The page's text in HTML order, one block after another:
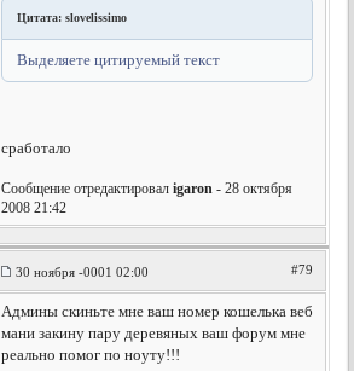
Цитата: slovelissimo
Выделяете цитируемый текст
сработало
Сообщение отредактировалigaron - 28 октября
2008 21:42
30 ноября -0001 02:00 #79
Админы скиньте мне ваш номер кошелька веб
мани закину пару деревяных ваш форум мне
реально помог по ноуту!!!